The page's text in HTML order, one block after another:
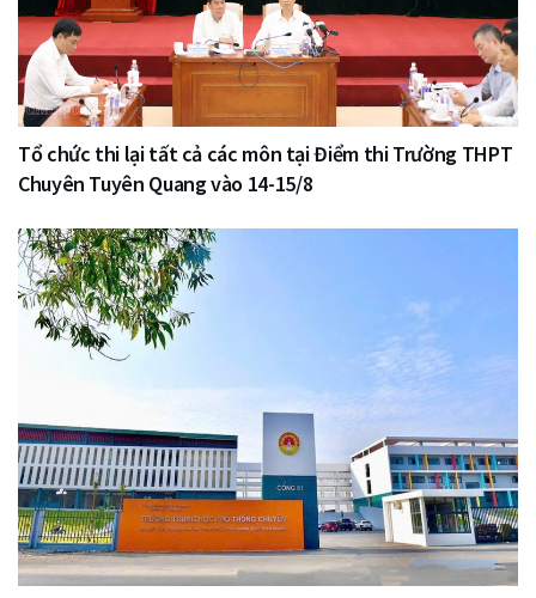
Tổ chức thi lại tất cả các môn tại Điểm thi Trường THPT
Chuyên Tuyên Quang vào 14-15/8